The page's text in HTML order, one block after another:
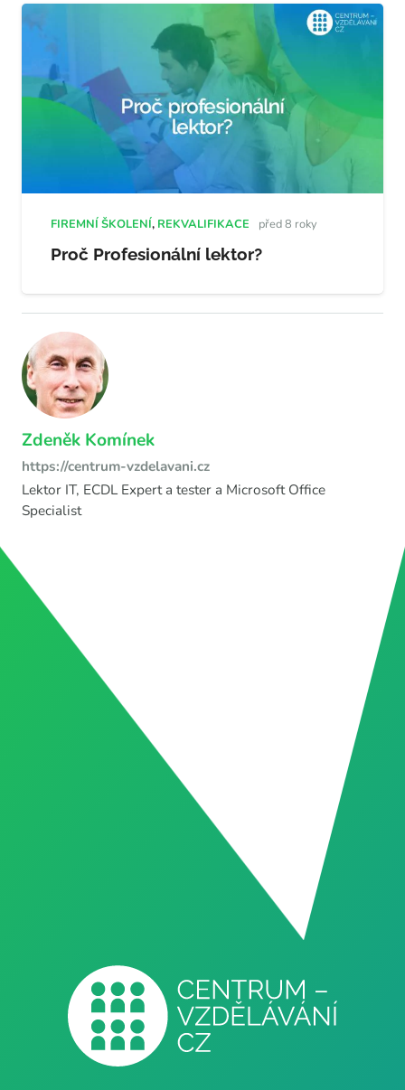
FIREMNÍ ŠKOLENÍ, REKVALIFIKACE před 8 roky
Proč Profesionální lektor?
Zdeněk Komínek
https://centrum-vzdelavani.cz
Lektor IT, ECDL Expert a tester a Microsoft Office
Specialist